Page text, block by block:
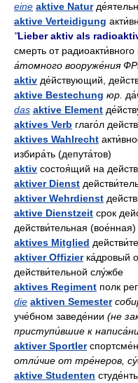
eine aktive Natur
aktive Verteidigung
"Lieber aktiv als
смерть от радиоакти́вного
а́томного вооруже́ния
aktiv де́йствующий,
aktive Bestechung юр.
das aktive Element
aktives Verb глаго́л
aktives Wahlrecht
избира́ть (депута́тов)
aktiv состоя́щий на
aktiver Dienst
aktiver Wehrdienst
aktive Dienstzeit срок
действи́тельная
aktives Mitglied
aktiver Offizierка́дровый
действи́тельной слу́жбе
aktives Regiment полк
die aktiven Semester
уче́бном заведе́нии (не
приступи́вшие к
aktiver Sportler
отли́чие от тре́неров,
aktive Studenten